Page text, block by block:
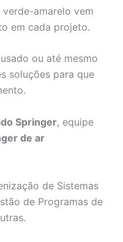
amarelo vem
em cada projeto.
ou até mesmo
soluções para que
Springer, equipe
de ar
de Sistemas
de Programas de